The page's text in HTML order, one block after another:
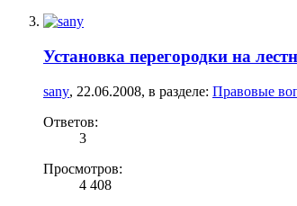
Установка перегородки на
sany, 22.06.2008, в разделе: Правовые
Ответов:
3
Просмотров:
4 408